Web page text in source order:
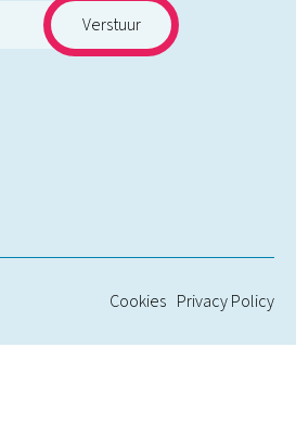
Cookies Privacy Policy